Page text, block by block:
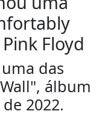
Floyd
das
álbum
2022.